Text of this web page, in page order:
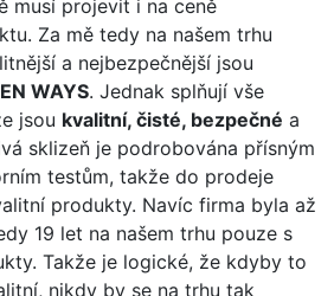
musí projevit i na ceně
Za mě tedy na našem trhu
a nejbezpečnější jsou
WAYS. Jednak splňují vše
jsou kvalitní, čisté, bezpečné a
sklizeň je podrobována přísným
testům, takže do prodeje
produkty. Navíc firma byla až
19 let na našem trhu pouze s
Takže je logické, že kdyby to
nikdy by se na trhu tak